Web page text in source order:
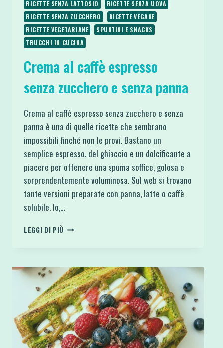
RICETTE SENZA LATTOSIO
RICETTE SENZA UOVA
RICETTE SENZA ZUCCHERO
RICETTE VEGANE
RICETTE VEGETARIANE
SPUNTINI E SNACKS
TRUCCHI IN CUCINA
Crema al caffè espresso
senza zucchero e senza panna
Crema al caffè espresso senza zucchero e senza
panna è una di quelle ricette che sembrano
impossibili finché non le provi. Bastano un
semplice espresso, del ghiaccio e un dolcificante a
piacere per ottenere una spuma soffice, golosa e
sorprendentemente voluminosa. Sul web si trovano
tante versioni preparate con panna, latte o caffè
solubile. Io,…
LEGGI DI PIÙ CREMA
SENZA
ZUCCHERO
E
SENZA
PANNA